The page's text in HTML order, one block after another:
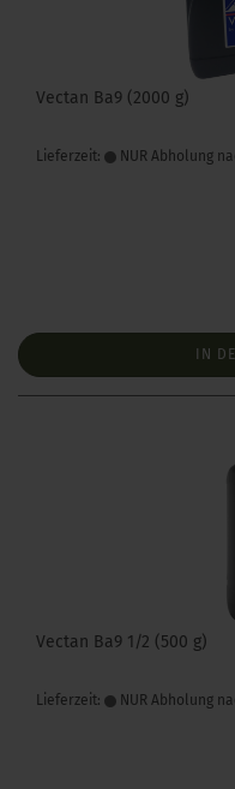
Vectan Ba9 (2000 g)
Lieferzeit: NUR Abholung
IN
Vectan Ba9 1/2 (500 g)
Lieferzeit: NUR Abholung